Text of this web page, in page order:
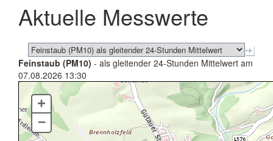
schließen
Aktuelle Messwerte
Feinstaub (PM10) - als gleitender 24-Stunden Mittelwert am
07.08.2026 13:30
+
–